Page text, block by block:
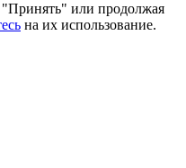
или продолжая
на их использование.